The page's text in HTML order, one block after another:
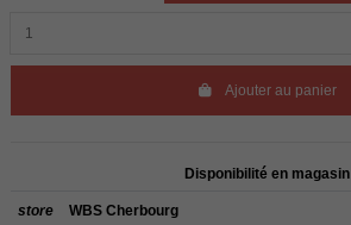
Ajouter au panier
Disponibilité en magasin
store WBS Cherbourg